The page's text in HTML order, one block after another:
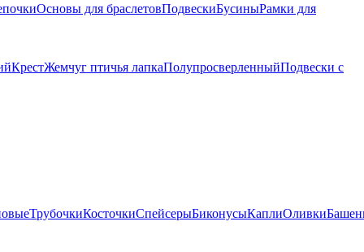
Основы для браслетовПодвескиБусиныРамки для
КрестЖемчуг птичья лапкаПолупросверленныйПодвески с
ТрубочкиКосточкиСпейсерыБиконусыКаплиОливки